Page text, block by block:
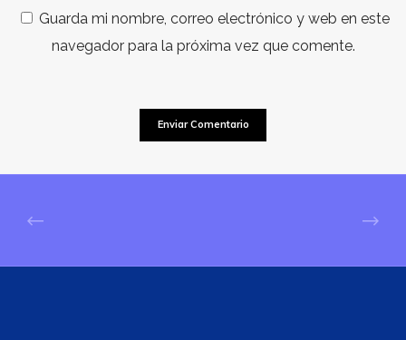
Guarda mi nombre, correo electrónico y web en este
navegador para la próxima vez que comente.